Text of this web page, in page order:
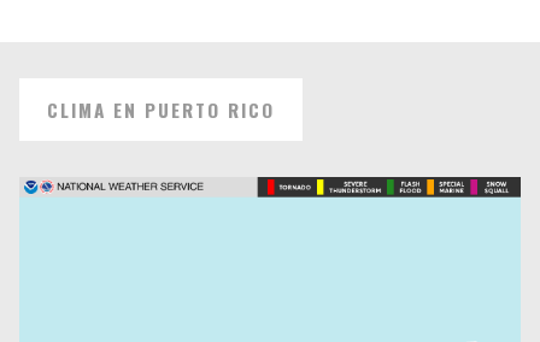
CLIMA EN PUERTO RICO